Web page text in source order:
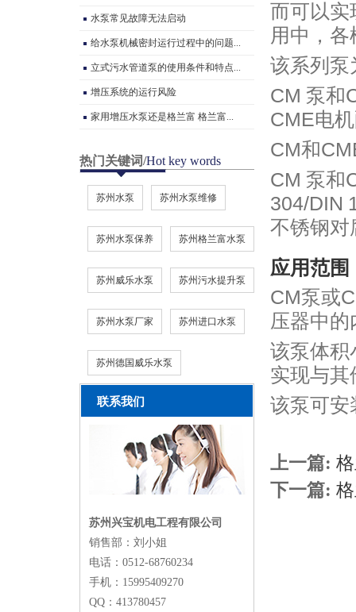
水泵常见故障无法启动
给水泵机械密封运行过程中的问题...
立式污水管道泵的使用条件和特点...
增压系统的运行风险
家用增压水泵还是格兰富 格兰富...
热门关键词/Hot key words
苏州水泵 苏州水泵维修
苏州水泵保养 苏州格兰富水泵
苏州威乐水泵 苏州污水提升泵
苏州水泵厂家 苏州进口水泵
苏州德国威乐水泵
联系我们
苏州兴宝机电工程有限公司
销售部：刘小姐
电话：0512-68760234
手机：15995409270
QQ：413780457
而可以实
用中，
该系列泵
CM 泵和
CME电
CM和
CM 泵和
304/DIN
不锈钢对
应用范围
CM泵或
压器中的
该泵体积
实现与其
该泵可安
上一篇:
下一篇: